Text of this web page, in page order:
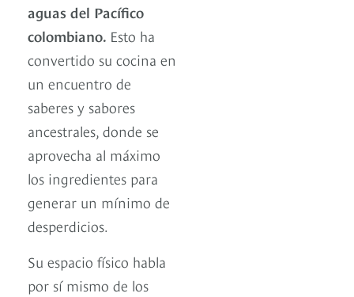
aguas del Pacífico
colombiano. Esto ha
convertido su cocina en
un encuentro de
saberes y sabores
ancestrales, donde se
aprovecha al máximo
los ingredientes para
generar un mínimo de
desperdicios.
Su espacio físico habla
por sí mismo de los